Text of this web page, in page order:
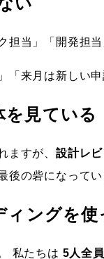
担当」「開発担
「来月は新しい
見ている
ますが、 設計レ
後の砦になってい
ングを使
私たちは 5人全